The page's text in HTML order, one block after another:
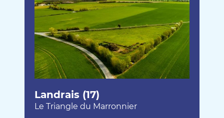
Landrais (17)
Le Triangle du Marronnier